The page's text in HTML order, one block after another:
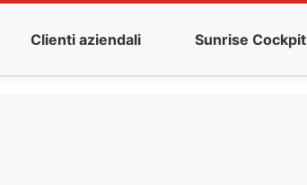
Clienti aziendali Sunrise Cockpit